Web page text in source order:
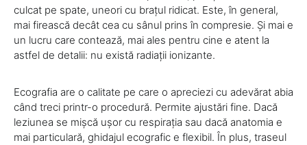
culcat pe spate, uneori cu brațul ridicat. Este, în general,
mai firească decât cea cu sânul prins în compresie. Și mai e
un lucru care contează, mai ales pentru cine e atent la
astfel de detalii: nu există radiații ionizante.
Ecografia are o calitate pe care o apreciezi cu adevărat abia
când treci printr-o procedură. Permite ajustări fine. Dacă
leziunea se mișcă ușor cu respirația sau dacă anatomia e
mai particulară, ghidajul ecografic e flexibil. În plus, traseul